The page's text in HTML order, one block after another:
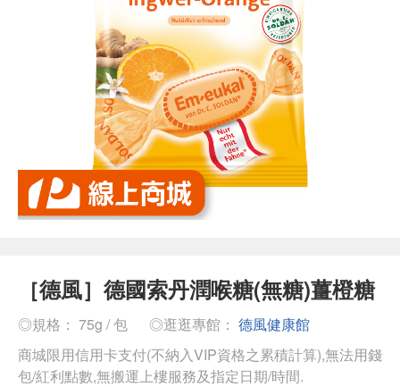
［德風］德國索丹潤喉糖(無糖)薑橙糖
◎規格： 75g / 包 ◎逛逛專館： 德風健康館
商城限用信用卡支付(不納入VIP資格之累積計算),無法用錢
包/紅利點數,無搬運上樓服務及指定日期/時間.